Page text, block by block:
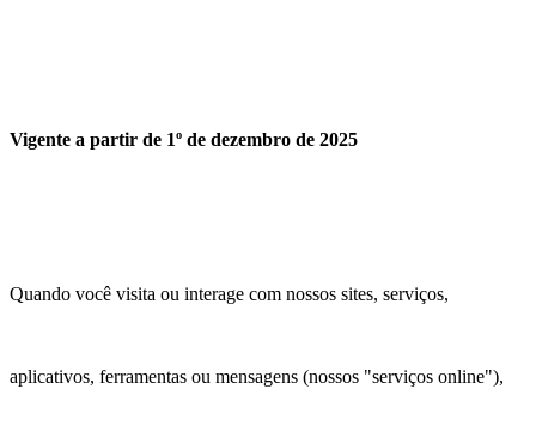
Vigente a partir de 1º de dezembro de 2025
Quando você visita ou interage com nossos sites, serviços,
aplicativos, ferramentas ou mensagens (nossos "serviços online"),